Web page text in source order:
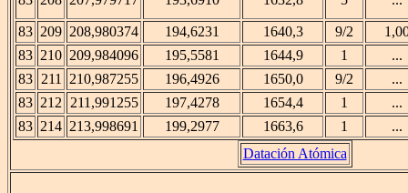
83 209 208,980374 194,6231 1640,3 9/2
83 210 209,984096 195,5581 1644,9 1
...
83 211 210,987255 196,4926 1650,0 9/2
...
83 212 211,991255 197,4278 1654,4 1
...
83 214 213,998691 199,2977 1663,6 1
...
Datación Atómica